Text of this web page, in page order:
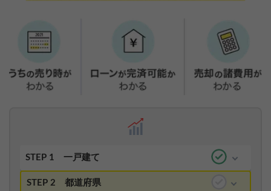
STEP 1 一戸建て
STEP 2 都道府県